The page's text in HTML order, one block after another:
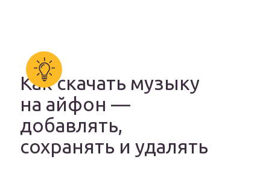
Как скачать музыку
на айфон —
добавлять,
сохранять и удалять